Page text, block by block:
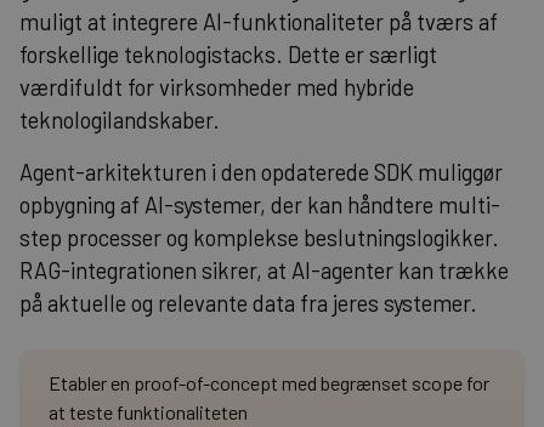
muligt at integrere AI-funktionaliteter på tværs af
forskellige teknologistacks. Dette er særligt
værdifuldt for virksomheder med hybride
teknologilandskaber.
Agent-arkitekturen i den opdaterede SDK muliggør
opbygning af AI-systemer, der kan håndtere multi-
step processer og komplekse beslutningslogikker.
RAG-integrationen sikrer, at AI-agenter kan trække
på aktuelle og relevante data fra jeres systemer.
Etabler en proof-of-concept med begrænset scope for
at teste funktionaliteten